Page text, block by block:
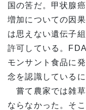
国の筈だ。甲状腺
増加についての因
は思えない遺伝子
許可している。
モンサント食品に
念を認識している
嘗て農家では雑草
ならなかった。そ